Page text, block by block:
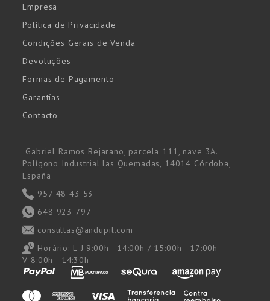
Empresa
Política de Privacidade
Condições Gerais de Venda
Devoluções
Formas de Pagamento
Garantías
Contacto
Gabriel Ramos Bejarano, parcela 111, nave 3A.
Polígono Industrial las Quemadas, 14014 Córdoba,
España
957 48 43 53
648 923 797
consultas@andupil.com
Horário: L-J 9:00h - 14:00h / 15:00h - 17:00h
V 8:00h - 14:30h